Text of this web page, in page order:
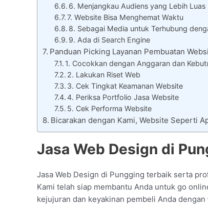
6. Menjangkau Audiens yang Lebih Luas
7. Website Bisa Menghemat Waktu
8. Sebagai Media untuk Terhubung
9. Ada di Search Engine
Panduan Picking Layanan Pembuatan
1. Cocokkan dengan Anggaran dan
2. Lakukan Riset Web
3. Cek Tingkat Keamanan Website
4. Periksa Portfolio Jasa Website
5. Cek Performa Website
Bicarakan dengan Kami, Website Seperti
Jasa Web Design di
Jasa Web Design di Pungging terbaik serta
Kami telah siap membantu Anda untuk go
kejujuran dan keyakinan pembeli Anda